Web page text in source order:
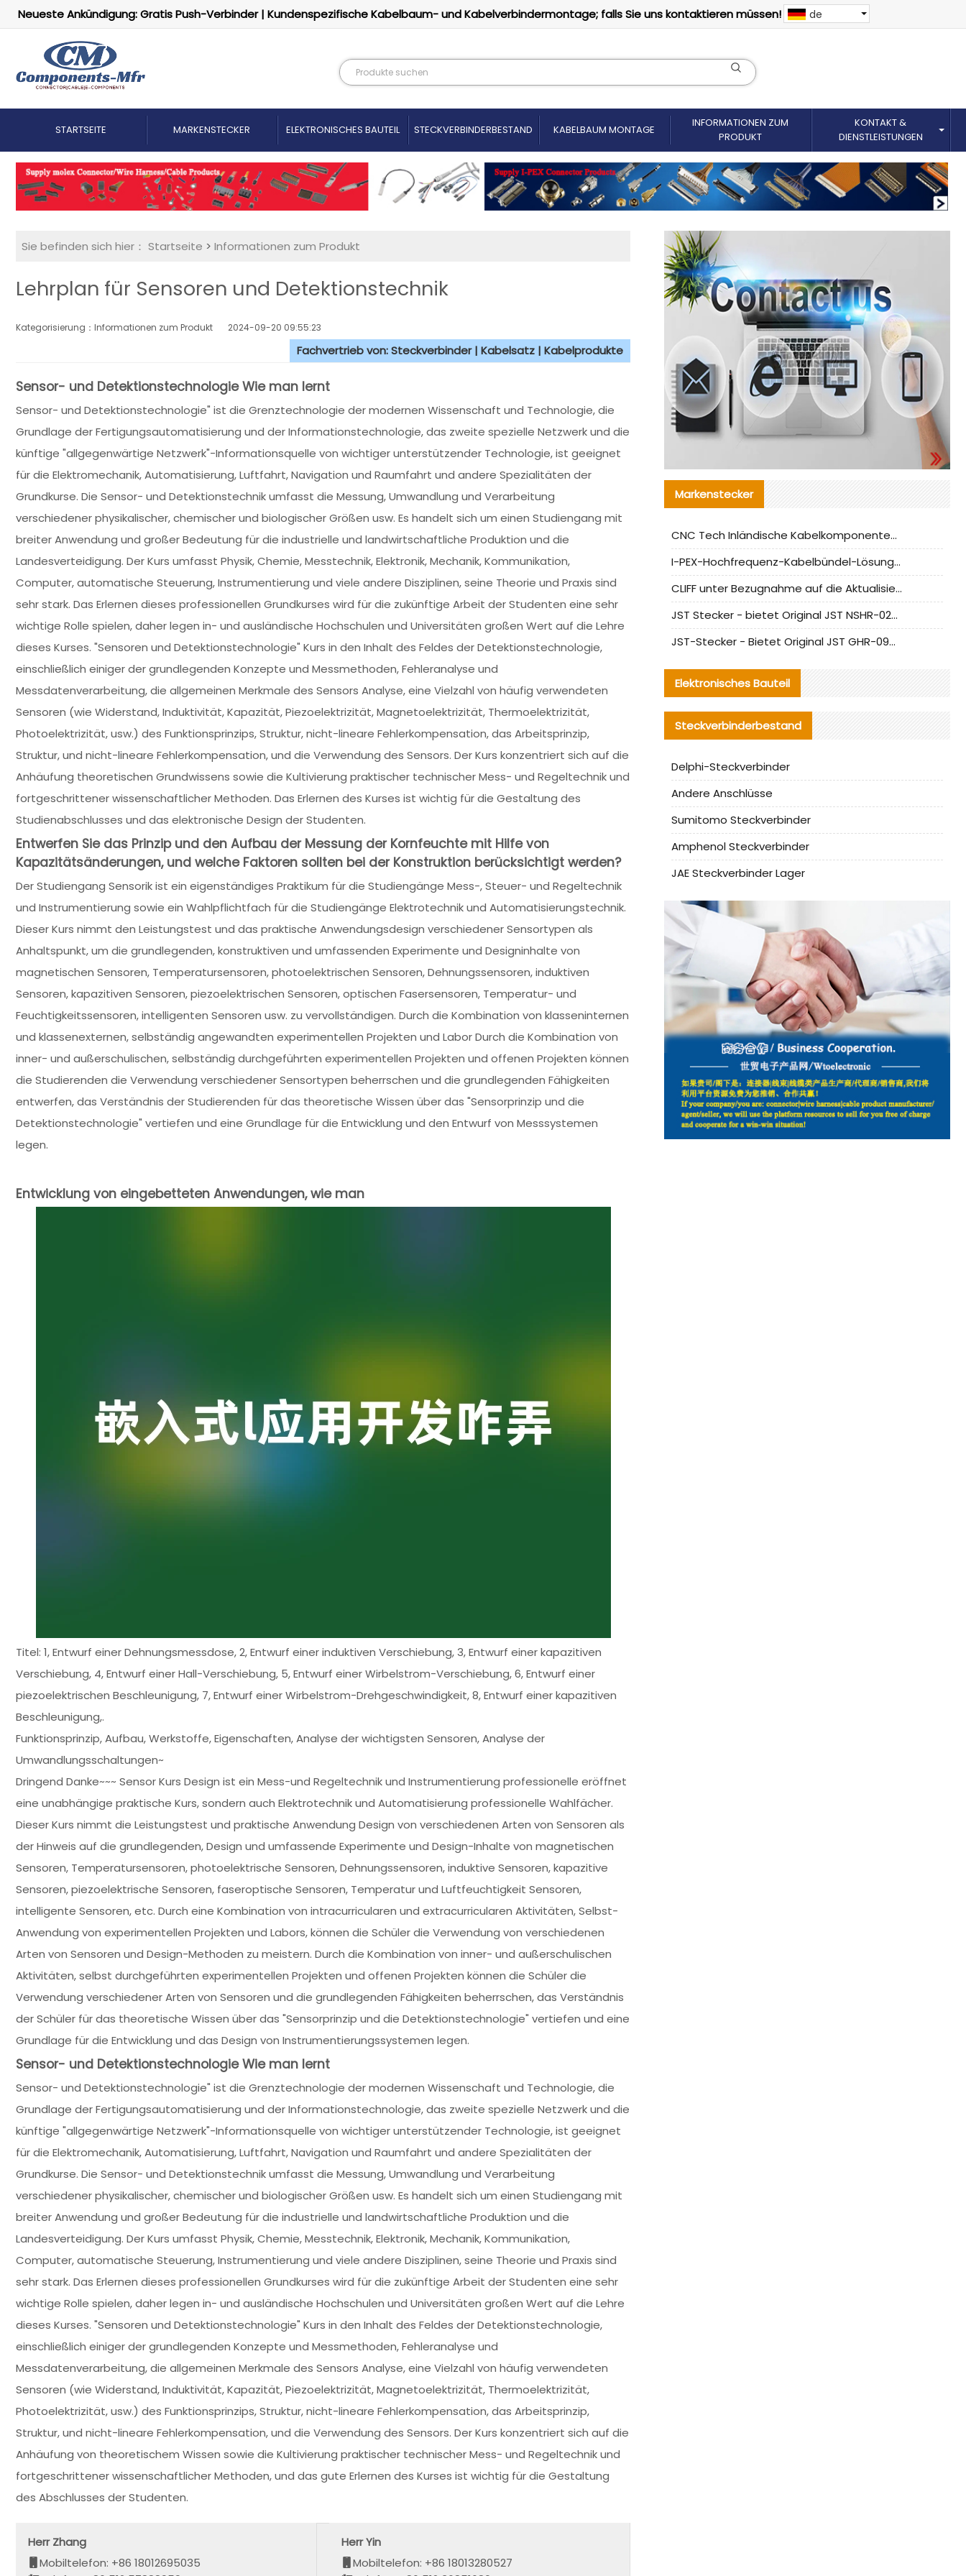
Neueste Ankündigung: Gratis Push-Verbinder | Kundenspezifische Kabelbaum- und Kabelverbindermontage; falls Sie uns kontaktieren müssen! de
STARTSEITE MARKENSTECKER ELEKTRONISCHES BAUTEIL STECKVERBINDERBESTAND KABELBAUM MONTAGE
INFORMATIONEN ZUM
PRODUKT
KONTAKT &
DIENSTLEISTUNGEN
Sie befinden sich hier： Startseite > Informationen zum Produkt
Lehrplan für Sensoren und Detektionstechnik
Kategorisierung：Informationen zum Produkt 2024-09-20 09:55:23
Fachvertrieb von: Steckverbinder | Kabelsatz | Kabelprodukte
Sensor- und Detektionstechnologie Wie man lernt
Sensor- und Detektionstechnologie" ist die Grenztechnologie der modernen Wissenschaft und Technologie, die
Grundlage der Fertigungsautomatisierung und der Informationstechnologie, das zweite spezielle Netzwerk und die
künftige "allgegenwärtige Netzwerk"-Informationsquelle von wichtiger unterstützender Technologie, ist geeignet
für die Elektromechanik, Automatisierung, Luftfahrt, Navigation und Raumfahrt und andere Spezialitäten der
Grundkurse. Die Sensor- und Detektionstechnik umfasst die Messung, Umwandlung und Verarbeitung
verschiedener physikalischer, chemischer und biologischer Größen usw. Es handelt sich um einen Studiengang mit
breiter Anwendung und großer Bedeutung für die industrielle und landwirtschaftliche Produktion und die
Landesverteidigung. Der Kurs umfasst Physik, Chemie, Messtechnik, Elektronik, Mechanik, Kommunikation,
Computer, automatische Steuerung, Instrumentierung und viele andere Disziplinen, seine Theorie und Praxis sind
sehr stark. Das Erlernen dieses professionellen Grundkurses wird für die zukünftige Arbeit der Studenten eine sehr
wichtige Rolle spielen, daher legen in- und ausländische Hochschulen und Universitäten großen Wert auf die Lehre
dieses Kurses. "Sensoren und Detektionstechnologie" Kurs in den Inhalt des Feldes der Detektionstechnologie,
einschließlich einiger der grundlegenden Konzepte und Messmethoden, Fehleranalyse und
Messdatenverarbeitung, die allgemeinen Merkmale des Sensors Analyse, eine Vielzahl von häufig verwendeten
Sensoren (wie Widerstand, Induktivität, Kapazität, Piezoelektrizität, Magnetoelektrizität, Thermoelektrizität,
Photoelektrizität, usw.) des Funktionsprinzips, Struktur, nicht-lineare Fehlerkompensation, das Arbeitsprinzip,
Struktur, und nicht-lineare Fehlerkompensation, und die Verwendung des Sensors. Der Kurs konzentriert sich auf die
Anhäufung theoretischen Grundwissens sowie die Kultivierung praktischer technischer Mess- und Regeltechnik und
fortgeschrittener wissenschaftlicher Methoden. Das Erlernen des Kurses ist wichtig für die Gestaltung des
Studienabschlusses und das elektronische Design der Studenten.
Entwerfen Sie das Prinzip und den Aufbau der Messung der Kornfeuchte mit Hilfe von
Kapazitätsänderungen, und welche Faktoren sollten bei der Konstruktion berücksichtigt werden?
Der Studiengang Sensorik ist ein eigenständiges Praktikum für die Studiengänge Mess-, Steuer- und Regeltechnik
und Instrumentierung sowie ein Wahlpflichtfach für die Studiengänge Elektrotechnik und Automatisierungstechnik.
Dieser Kurs nimmt den Leistungstest und das praktische Anwendungsdesign verschiedener Sensortypen als
Anhaltspunkt, um die grundlegenden, konstruktiven und umfassenden Experimente und Designinhalte von
magnetischen Sensoren, Temperatursensoren, photoelektrischen Sensoren, Dehnungssensoren, induktiven
Sensoren, kapazitiven Sensoren, piezoelektrischen Sensoren, optischen Fasersensoren, Temperatur- und
Feuchtigkeitssensoren, intelligenten Sensoren usw. zu vervollständigen. Durch die Kombination von klasseninternen
und klassenexternen, selbständig angewandten experimentellen Projekten und Labor Durch die Kombination von
inner- und außerschulischen, selbständig durchgeführten experimentellen Projekten und offenen Projekten können
die Studierenden die Verwendung verschiedener Sensortypen beherrschen und die grundlegenden Fähigkeiten
entwerfen, das Verständnis der Studierenden für das theoretische Wissen über das "Sensorprinzip und die
Detektionstechnologie" vertiefen und eine Grundlage für die Entwicklung und den Entwurf von Messsystemen
legen.
Entwicklung von eingebetteten Anwendungen, wie man
Titel: 1, Entwurf einer Dehnungsmessdose, 2, Entwurf einer induktiven Verschiebung, 3, Entwurf einer kapazitiven
Verschiebung, 4, Entwurf einer Hall-Verschiebung, 5, Entwurf einer Wirbelstrom-Verschiebung, 6, Entwurf einer
piezoelektrischen Beschleunigung, 7, Entwurf einer Wirbelstrom-Drehgeschwindigkeit, 8, Entwurf einer kapazitiven
Beschleunigung,.
Funktionsprinzip, Aufbau, Werkstoffe, Eigenschaften, Analyse der wichtigsten Sensoren, Analyse der
Umwandlungsschaltungen~
Dringend Danke~~~ Sensor Kurs Design ist ein Mess-und Regeltechnik und Instrumentierung professionelle eröffnet
eine unabhängige praktische Kurs, sondern auch Elektrotechnik und Automatisierung professionelle Wahlfächer.
Dieser Kurs nimmt die Leistungstest und praktische Anwendung Design von verschiedenen Arten von Sensoren als
der Hinweis auf die grundlegenden, Design und umfassende Experimente und Design-Inhalte von magnetischen
Sensoren, Temperatursensoren, photoelektrische Sensoren, Dehnungssensoren, induktive Sensoren, kapazitive
Sensoren, piezoelektrische Sensoren, faseroptische Sensoren, Temperatur und Luftfeuchtigkeit Sensoren,
intelligente Sensoren, etc. Durch eine Kombination von intracurricularen und extracurricularen Aktivitäten, Selbst-
Anwendung von experimentellen Projekten und Labors, können die Schüler die Verwendung von verschiedenen
Arten von Sensoren und Design-Methoden zu meistern. Durch die Kombination von inner- und außerschulischen
Aktivitäten, selbst durchgeführten experimentellen Projekten und offenen Projekten können die Schüler die
Verwendung verschiedener Arten von Sensoren und die grundlegenden Fähigkeiten beherrschen, das Verständnis
der Schüler für das theoretische Wissen über das "Sensorprinzip und die Detektionstechnologie" vertiefen und eine
Grundlage für die Entwicklung und das Design von Instrumentierungssystemen legen.
Sensor- und Detektionstechnologie Wie man lernt
Sensor- und Detektionstechnologie" ist die Grenztechnologie der modernen Wissenschaft und Technologie, die
Grundlage der Fertigungsautomatisierung und der Informationstechnologie, das zweite spezielle Netzwerk und die
künftige "allgegenwärtige Netzwerk"-Informationsquelle von wichtiger unterstützender Technologie, ist geeignet
für die Elektromechanik, Automatisierung, Luftfahrt, Navigation und Raumfahrt und andere Spezialitäten der
Grundkurse. Die Sensor- und Detektionstechnik umfasst die Messung, Umwandlung und Verarbeitung
verschiedener physikalischer, chemischer und biologischer Größen usw. Es handelt sich um einen Studiengang mit
breiter Anwendung und großer Bedeutung für die industrielle und landwirtschaftliche Produktion und die
Landesverteidigung. Der Kurs umfasst Physik, Chemie, Messtechnik, Elektronik, Mechanik, Kommunikation,
Computer, automatische Steuerung, Instrumentierung und viele andere Disziplinen, seine Theorie und Praxis sind
sehr stark. Das Erlernen dieses professionellen Grundkurses wird für die zukünftige Arbeit der Studenten eine sehr
wichtige Rolle spielen, daher legen in- und ausländische Hochschulen und Universitäten großen Wert auf die Lehre
dieses Kurses. "Sensoren und Detektionstechnologie" Kurs in den Inhalt des Feldes der Detektionstechnologie,
einschließlich einiger der grundlegenden Konzepte und Messmethoden, Fehleranalyse und
Messdatenverarbeitung, die allgemeinen Merkmale des Sensors Analyse, eine Vielzahl von häufig verwendeten
Sensoren (wie Widerstand, Induktivität, Kapazität, Piezoelektrizität, Magnetoelektrizität, Thermoelektrizität,
Photoelektrizität, usw.) des Funktionsprinzips, Struktur, nicht-lineare Fehlerkompensation, das Arbeitsprinzip,
Struktur, und nicht-lineare Fehlerkompensation, und die Verwendung des Sensors. Der Kurs konzentriert sich auf die
Anhäufung von theoretischem Wissen sowie die Kultivierung praktischer technischer Mess- und Regeltechnik und
fortgeschrittener wissenschaftlicher Methoden, und das gute Erlernen des Kurses ist wichtig für die Gestaltung
des Abschlusses der Studenten.
Herr Zhang
Mobiltelefon: +86 18012695035
Herr Yin
Mobiltelefon: +86 18013280527
Markenstecker
CNC Tech Inländische Kabelkomponentenbewertung und Massenproduktionsanpassungsanleitung
I-PEX-Hochfrequenz-Kabelbündel-Lösung für die heimische Produktion analysiert
CLIFF unter Bezugnahme auf die Aktualisierung der chinesischen Stecker-Testnormen
JST Stecker - bietet Original JST NSHR-02V-S Stecker und Ersatzteile an
JST-Stecker - Bietet Original JST GHR-09V-S Stecker und Ersatzteile an
Elektronisches Bauteil
Steckverbinderbestand
Delphi-Steckverbinder
Andere Anschlüsse
Sumitomo Steckverbinder
Amphenol Steckverbinder
JAE Steckverbinder Lager